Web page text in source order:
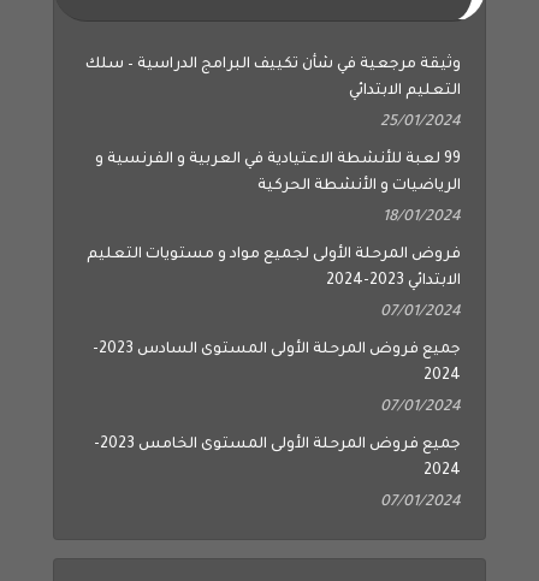
وثيقة مرجعية في شأن تكييف البرامج الدراسية – سلك
التعليم الابتدائي
25/01/2024
99 لعبة للأنشطة الاعتيادية في العربية و الفرنسية و
الرياضيات و الأنشطة الحركية
18/01/2024
فروض المرحلة الأولى لجميع مواد و مستويات التعليم
الابتدائي 2023-2024
07/01/2024
جميع فروض المرحلة الأولى المستوى السادس 2023-
2024
07/01/2024
جميع فروض المرحلة الأولى المستوى الخامس 2023-
2024
07/01/2024